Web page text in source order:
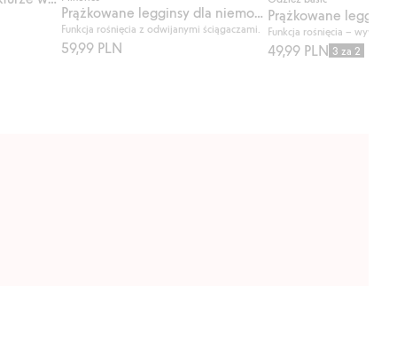
Prążkowane legginsy dla niemowląt
Funkcja rośnięcia z odwijanymi ściągaczami.
59,99 PLN
Prążkowane legginsy
Funkcja rośnięcia –
49,99 PLN 3 za 2